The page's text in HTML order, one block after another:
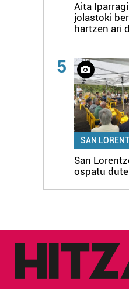
Aita
jolastoki
hartzen ari
5
SAN
San
ospatu